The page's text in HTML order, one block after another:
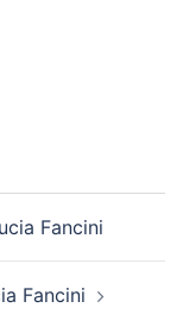
Fancini
Fancini